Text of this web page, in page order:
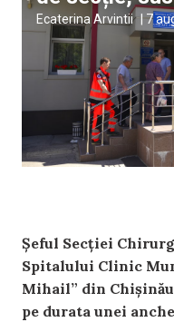
Ecaterina Arvintii 7
Șeful Secției
Spitalului Clinic
Mihail” din
pe durata unei